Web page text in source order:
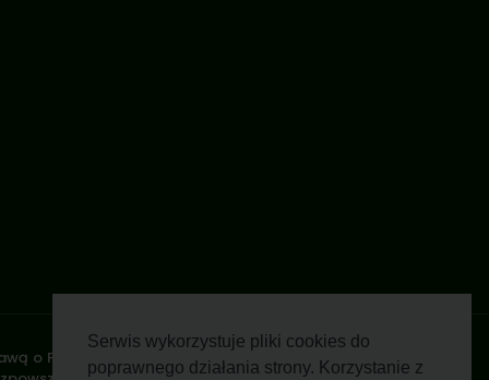
Serwis wykorzystuje pliki cookies do
poprawnego działania strony. Korzystanie z
o Prawie Autorskim i Prawach Pokrewnych z dnia 4 lutego